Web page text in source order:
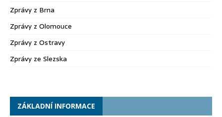
Zprávy z Brna
Zprávy z Olomouce
Zprávy z Ostravy
Zprávy ze Slezska
ZÁKLADNÍ INFORMACE